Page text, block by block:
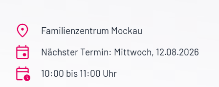
Familienzentrum Mockau
Nächster Termin: Mittwoch, 12.08.2026
10:00 bis 11:00 Uhr